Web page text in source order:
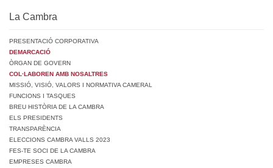
La Cambra
PRESENTACIÓ CORPORATIVA
DEMARCACIÓ
ÒRGAN DE GOVERN
COL·LABOREN AMB NOSALTRES
MISSIÓ, VISIÓ, VALORS I NORMATIVA CAMERAL
FUNCIONS I TASQUES
BREU HISTÒRIA DE LA CAMBRA
ELS PRESIDENTS
TRANSPARÈNCIA
ELECCIONS CAMBRA VALLS 2023
FES-TE SOCI DE LA CAMBRA
EMPRESES CAMBRA